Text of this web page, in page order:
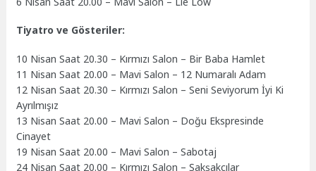
Tiyatro ve Gösteriler:
10 Nisan Saat 20.30 – Kırmızı Salon – Bir Baba Hamlet
11 Nisan Saat 20.00 – Mavi Salon – 12 Numaralı Adam
12 Nisan Saat 20.30 – Kırmızı Salon – Seni Seviyorum İyi Ki
Ayrılmışız
13 Nisan Saat 20.00 – Mavi Salon – Doğu Ekspresinde
Cinayet
19 Nisan Saat 20.00 – Mavi Salon – Sabotaj
24 Nisan Saat 20.00 – Kırmızı Salon – Şakşakçılar